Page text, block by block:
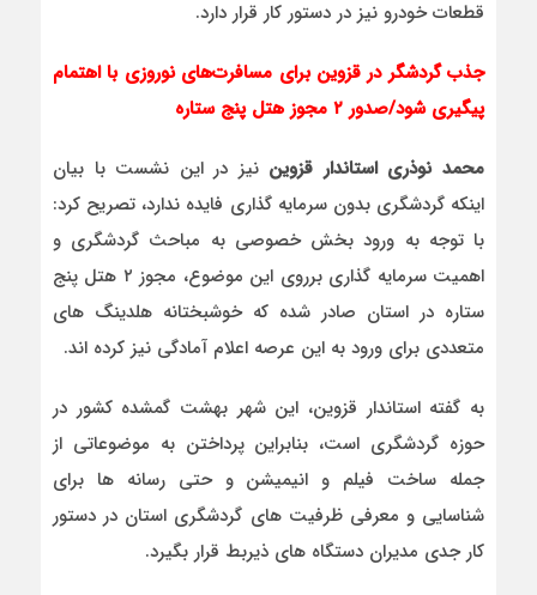
قطعات خودرو نیز در دستور کار قرار دارد.
جذب گردشگر در قزوین برای مسافرت‌های نوروزی با اهتمام
پیگیری شود/صدور ۲ مجوز هتل پنج ستاره
محمد نوذری استاندار قزوین نیز در این نشست با بیان
اینکه گردشگری بدون سرمایه گذاری فایده ندارد، تصریح کرد:
با توجه به ورود بخش خصوصی به مباحث گردشگری و
اهمیت سرمایه گذاری برروی این موضوع، مجوز ۲ هتل پنج
ستاره در استان صادر شده که خوشبختانه هلدینگ های
متعددی برای ورود به این عرصه اعلام آمادگی نیز کرده اند.
به گفته استاندار قزوین، این شهر بهشت گمشده کشور در
حوزه گردشگری است، بنابراین پرداختن به موضوعاتی از
جمله ساخت فیلم و انیمیشن و حتی رسانه ها برای
شناسایی و معرفی ظرفیت های گردشگری استان در دستور
کار جدی مدیران دستگاه های ذیربط قرار بگیرد.